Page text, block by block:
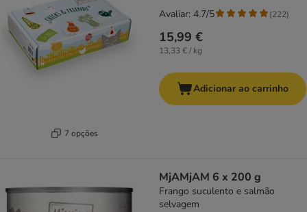
7 opções
15,99 €
13,33 € / kg
Avaliar: 4.7/5 (222)
Adicionar ao carrinho
MjAMjAM 6 x 200 g
Frango suculento e salmão
selvagem